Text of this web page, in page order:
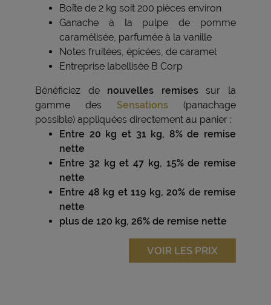
Boîte de 2 kg soit 200 pièces environ
Ganache à la pulpe de pomme
caramélisée, parfumée à la vanille
Notes fruitées, épicées, de caramel
Entreprise labellisée B Corp
Bénéficiez de nouvelles remisessur la
gamme des Sensations (panachage
possible) appliquées directement au panier :
Entre 20 kg et 31 kg, 8% de remise
nette
Entre 32 kg et 47 kg, 15% de remise
nette
Entre 48 kg et 119 kg, 20% de remise
nette
plus de 120 kg, 26% de remise nette
VOIR LES PRIX